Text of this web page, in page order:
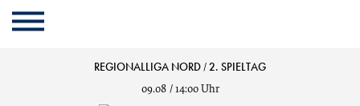
Cookie
Einstellungen
Zum
Inhalt
Cookie
Einstellungen
Kopfbereich
MENU
BremerREGIONALLIGA NORD /2. SPIELTAG
09.08 /14:00 Uhr